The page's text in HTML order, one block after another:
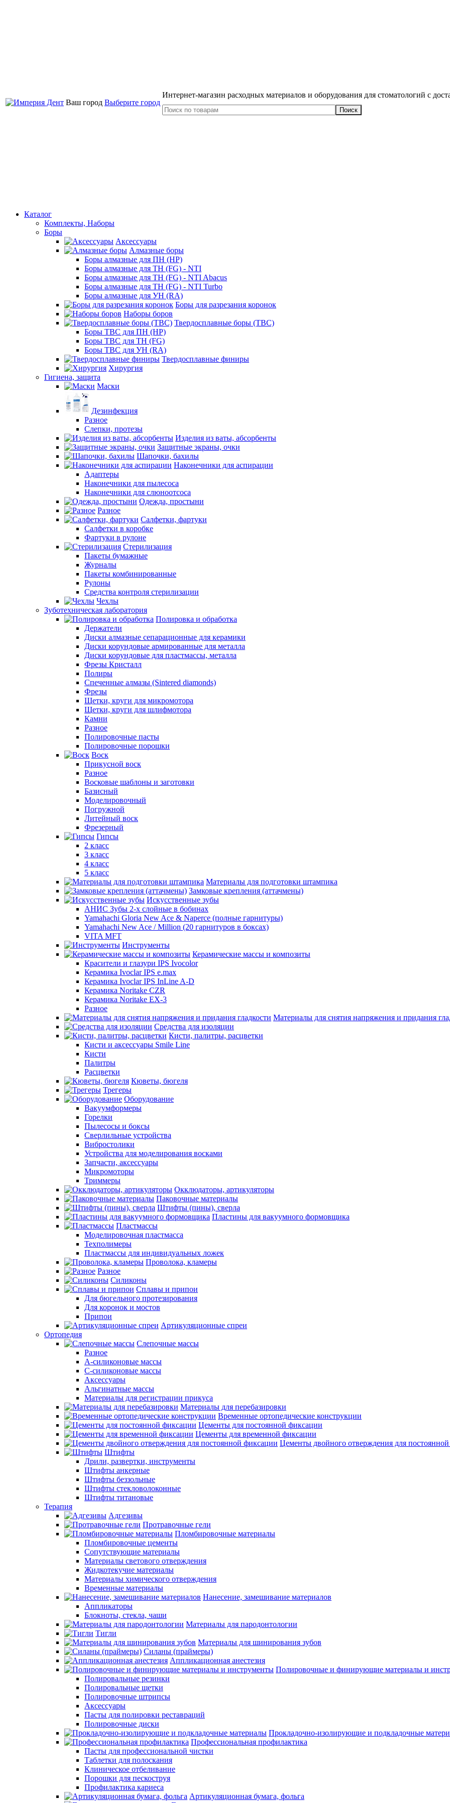
Ваш город Выберите город
Интернет-магазин расходных материалов и оборудования для стоматологий с
Каталог
Комплекты, Наборы
Боры
Аксессуары
Алмазные боры
Боры алмазные для ПН (HP)
Боры алмазные для ТН (FG) - NTI
Боры алмазные для ТН (FG) - NTI Abacus
Боры алмазные для ТН (FG) - NTI Turbo
Боры алмазные для УН (RA)
Боры для разрезания коронок
Наборы боров
Твердосплавные боры (ТВС)
Боры ТВС для ПН (HP)
Боры ТВС для ТН (FG)
Боры ТВС для УН (RA)
Твердосплавные финиры
Хирургия
Гигиена, защита
Маски
Дезинфекция
Разное
Слепки, протезы
Изделия из ваты, абсорбенты
Защитные экраны, очки
Шапочки, бахилы
Наконечники для аспирации
Адаптеры
Наконечники для пылесоса
Наконечники для слюноотсоса
Одежда, простыни
Разное
Салфетки, фартуки
Салфетки в коробке
Фартуки в рулоне
Стерилизация
Пакеты бумажные
Журналы
Пакеты комбинированные
Рулоны
Средства контроля стерилизации
Чехлы
Зуботехническая лаборатория
Полировка и обработка
Держатели
Диски алмазные сепарационные для керамики
Диски корундовые армированные для металла
Диски корундовые для пластмассы, металла
Фрезы Кристалл
Полиры
Спеченные алмазы (Sintered diamonds)
Фрезы
Щетки, круги для микромотора
Щетки, круги для шлифмотора
Камни
Разное
Полировочные пасты
Полировочные порошки
Воск
Прикусной воск
Разное
Восковые шаблоны и заготовки
Базисный
Моделировочный
Погружной
Литейный воск
Фрезерный
Гипсы
2 класс
3 класс
4 класс
5 класс
Материалы для подготовки штампика
Замковые крепления (аттачмены)
Искусственные зубы
АНИС Зубы 2-х слойные в бобинах
Yamahachi Gloria New Ace & Naperce (полные гарнитуры)
Yamahachi New Ace / Million (20 гарнитуров в боксах)
VITA MFT
Инструменты
Керамические массы и композиты
Красители и глазури IPS Ivocolor
Керамика Ivoclar IPS e.max
Керамика Ivoclar IPS InLine A-D
Керамика Noritake CZR
Керамика Noritake EX-3
Разное
Материалы для снятия напряжения и придания
Средства для изоляции
Кисти, палитры, расцветки
Кисти и аксессуары Smile Line
Кисти
Палитры
Расцветки
Кюветы, бюгеля
Трегеры
Оборудование
Вакуумформеры
Горелки
Пылесосы и боксы
Сверлильные устройства
Вибростолики
Устройства для моделирования восками
Запчасти, аксессуары
Микромоторы
Триммеры
Окклюдаторы, артикуляторы
Паковочные материалы
Штифты (пины), сверла
Пластины для вакуумного формовщика
Пластмассы
Моделировочная пластмасса
Техполимеры
Пластмассы для индивидуальных ложек
Проволока, кламеры
Разное
Силиконы
Сплавы и припои
Для бюгельного протезирования
Для коронок и мостов
Припои
Артикуляционные спреи
Ортопедия
Слепочные массы
Разное
А-силиконовые массы
С-силиконовые массы
Аксессуары
Альгинатные массы
Материалы для регистрации прикуса
Материалы для перебазировки
Временные ортопедические конструкции
Цементы для постоянной фиксации
Цементы для временной фиксации
Цементы двойного отверждения для
Штифты
Дрили, развертки, инструменты
Штифты анкерные
Штифты беззольные
Штифты стекловолоконные
Штифты титановые
Терапия
Адгезивы
Протравочные гели
Пломбировочные материалы
Пломбировочные цементы
Сопутствующие материалы
Материалы светового отверждения
Жидкотекучие материалы
Материалы химического отверждения
Временные материалы
Нанесение, замешивание материалов
Аппликаторы
Блокноты, стекла, чаши
Материалы для пародонтологии
Тигли
Материалы для шинирования зубов
Силаны (праймеры)
Аппликационная анестезия
Полировочные и финирующие материалы и
Полировальные резинки
Полировальные щетки
Полировочные штрипсы
Аксессуары
Пасты для полировки реставраций
Полировочные диски
Прокладочно-изолирующие и подкладочные
Профессиональная профилактика
Пасты для профессиональной чистки
Таблетки для полоскания
Клиническое отбеливание
Порошки для пескоструя
Профилактика кариеса
Артикуляционная бумага, фольга